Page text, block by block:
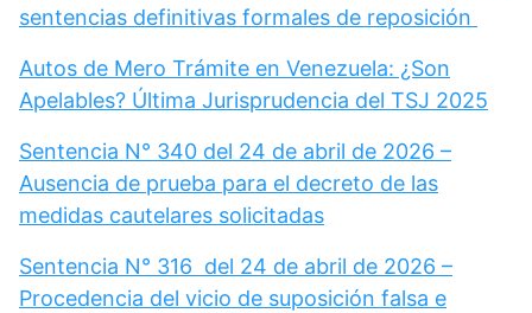
sentencias definitivas formales de reposición
Autos de Mero Trámite en Venezuela: ¿Son
Apelables? Última Jurisprudencia del TSJ 2025
Sentencia N° 340 del 24 de abril de 2026 –
Ausencia de prueba para el decreto de las
medidas cautelares solicitadas
Sentencia N° 316 del 24 de abril de 2026 –
Procedencia del vicio de suposición falsa e